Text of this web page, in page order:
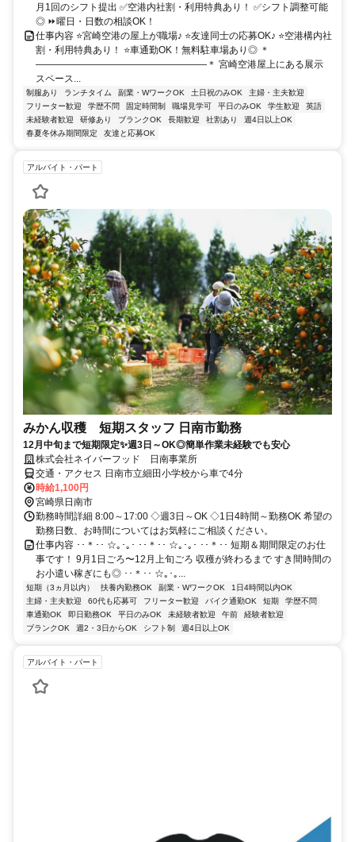
月1回のシフト提出 ✅空港内社割・利用特典あり！ ✅シフト調整可能
◎ ⏩曜日・日数の相談OK！
仕事内容 ⭐宮崎空港の屋上が職場♪ ⭐友達同士の応募OK♪ ⭐空港構内社
割・利用特典あり！ ⭐車通勤OK！無料駐車場あり◎ ＊
――――――――――――――――――＊ 宮崎空港屋上にある展示
スペース...
制服あり ランチタイム 副業・WワークOK 土日祝のみOK
主婦・主夫歓迎
フリーター歓迎
学歴不問 固定時間制 職場見学可 平日のみOK 学生歓迎
英語
未経験者歓迎
研修あり ブランクOK 長期歓迎 社割あり
週4日以上OK
春夏冬休み期間限定
友達と応募OK
アルバイト・パート
みかん収穫 短期スタッフ 日南市勤務
12月中旬まで短期限定✨週3日～OK◎簡単作業未経験でも安心
株式会社ネイバーフッド 日南事業所
交通・アクセス 日南市立細田小学校から車で4分
時給1,100円
宮崎県日南市
勤務時間詳細 8:00～17:00 ◇週3日～OK ◇1日4時間～勤務OK 希望の
勤務日数、お時間についてはお気軽にご相談ください。
仕事内容 ･･＊･･ ☆｡･｡･ ･･＊･･ ☆｡･｡･ ･･＊･･ 短期＆期間限定のお仕
事です！ 9月1日ごろ〜12月上旬ごろ 収穫が終わるまで すき間時間の
お小遣い稼ぎにも◎ ･･＊･･ ☆｡･｡...
短期（3ヵ月以内） 扶養内勤務OK 副業・WワークOK
1日4時間以内OK
主婦・主夫歓迎
60代も応募可 フリーター歓迎 バイク通勤OK 短期
学歴不問
車通勤OK
即日勤務OK 平日のみOK 未経験者歓迎 午前
経験者歓迎
ブランクOK
週2・3日からOK シフト制 週4日以上OK
アルバイト・パート